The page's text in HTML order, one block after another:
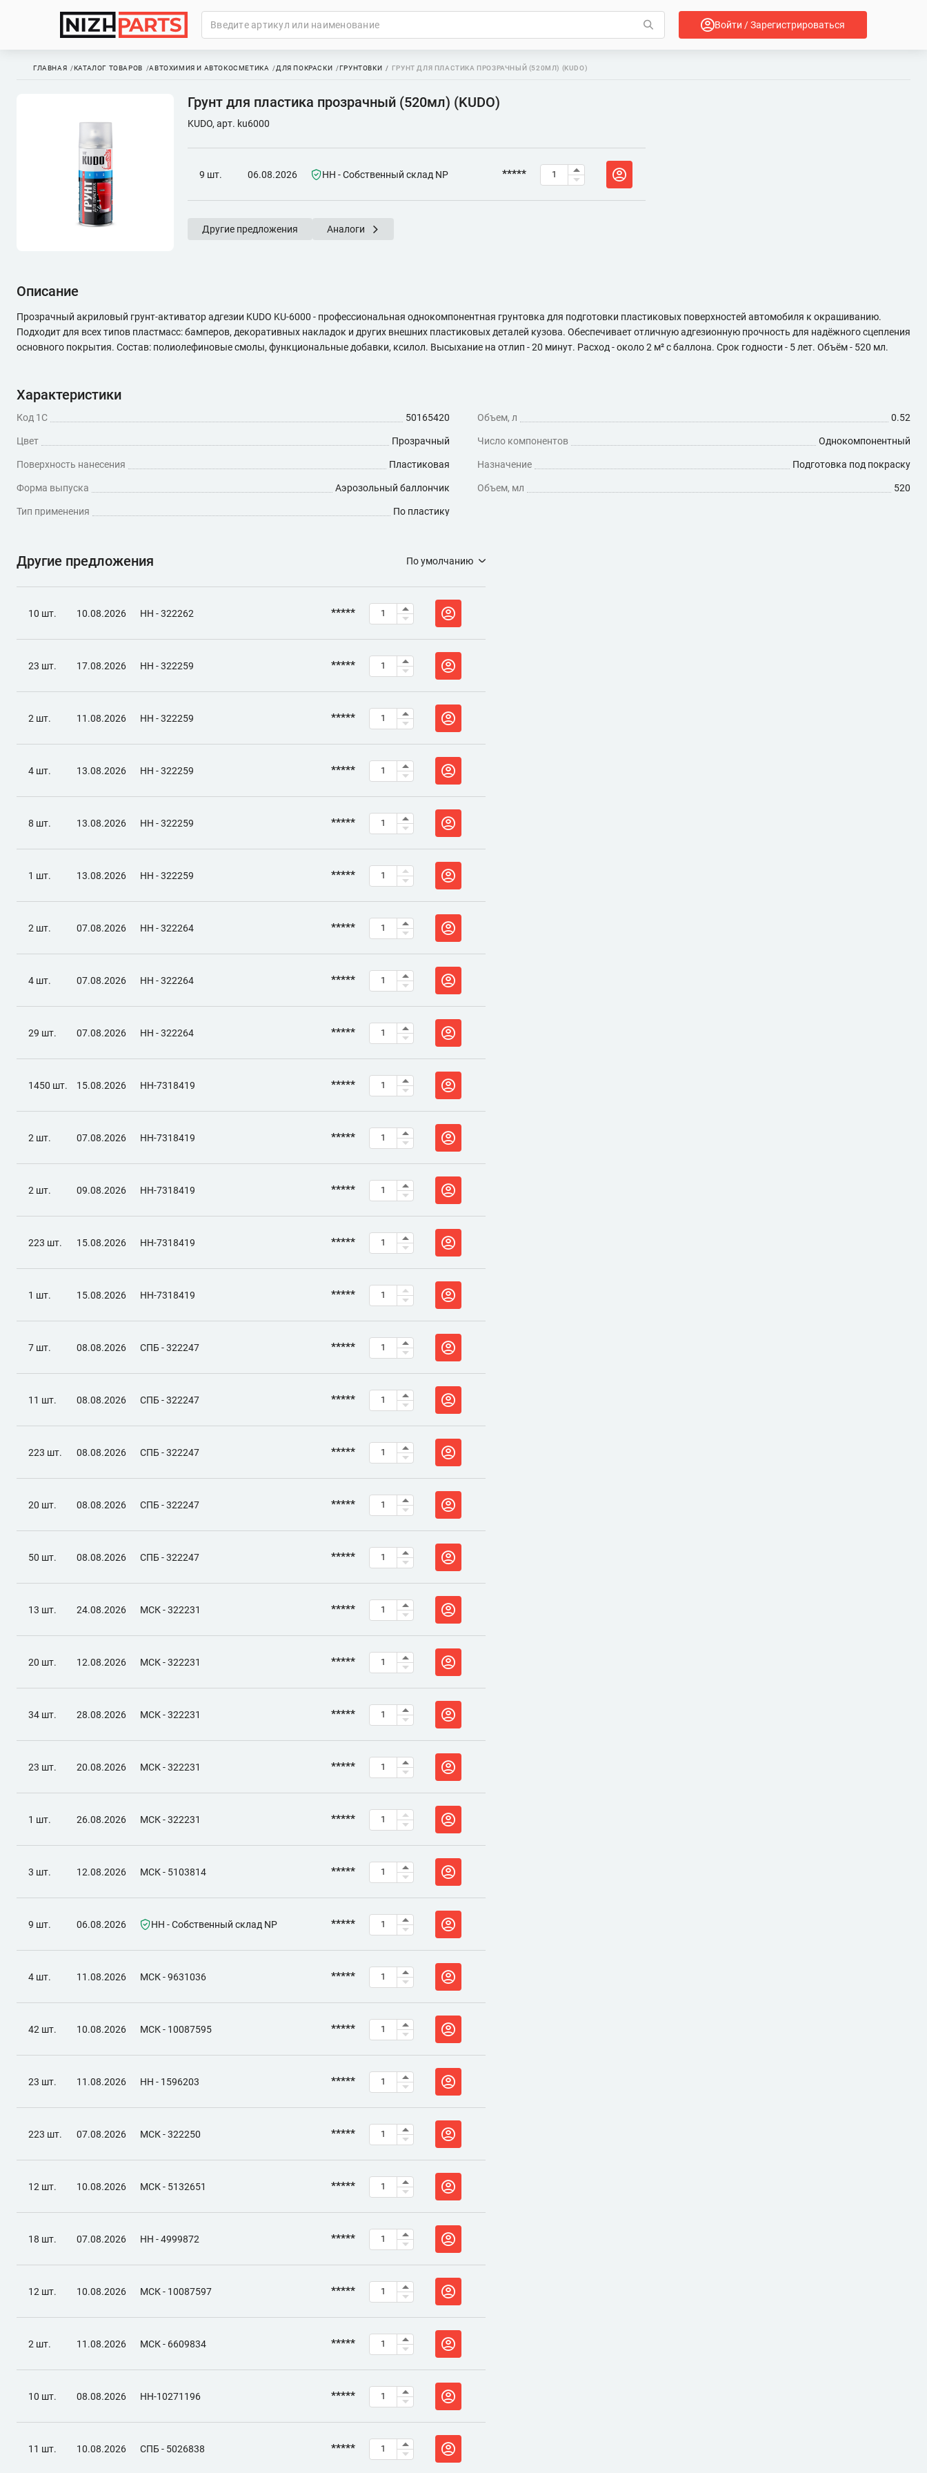
Войти / Зарегистрироваться
ГЛАВНАЯ КАТАЛОГ ТОВАРОВ АВТОХИМИЯ И АВТОКОСМЕТИКА ДЛЯ ПОКРАСКИ ГРУНТОВКИ ГРУНТ ДЛЯ ПЛАСТИКА ПРОЗРАЧНЫЙ (520МЛ) (KUDO)
Грунт для пластика прозрачный (520мл) (KUDO)
KUDO, арт. ku6000
9 шт. 06.08.2026 НН - Собственный склад NP *****
Другие предложения Аналоги
Описание
Прозрачный акриловый грунт-активатор адгезии KUDO KU-6000 - профессиональная однокомпонентная грунтовка для подготовки пластиковых поверхностей автомобиля к окрашиванию.
Подходит для всех типов пластмасс: бамперов, декоративных накладок и других внешних пластиковых деталей кузова. Обеспечивает отличную адгезионную прочность для надёжного сцепления
основного покрытия. Состав: полиолефиновые смолы, функциональные добавки, ксилол. Высыхание на отлип - 20 минут. Расход - около 2 м² с баллона. Срок годности - 5 лет. Объём - 520 мл.
Характеристики
Код 1С 50165420 Объем, л 0.52
Цвет Прозрачный Число компонентов Однокомпонентный
Поверхность нанесения Пластиковая Назначение Подготовка под покраску
Форма выпуска Аэрозольный баллончик Объем, мл 520
Тип применения По пластику
Другие предложения По умолчанию
10 шт. 10.08.2026 НН - 322262 *****
23 шт. 17.08.2026 НН - 322259 *****
2 шт. 11.08.2026 НН - 322259 *****
4 шт. 13.08.2026 НН - 322259 *****
8 шт. 13.08.2026 НН - 322259 *****
1 шт. 13.08.2026 НН - 322259 *****
2 шт. 07.08.2026 НН - 322264 *****
4 шт. 07.08.2026 НН - 322264 *****
29 шт. 07.08.2026 НН - 322264 *****
1450 шт. 15.08.2026 НН-7318419 *****
2 шт. 07.08.2026 НН-7318419 *****
2 шт. 09.08.2026 НН-7318419 *****
223 шт. 15.08.2026 НН-7318419 *****
1 шт. 15.08.2026 НН-7318419 *****
7 шт. 08.08.2026 СПБ - 322247 *****
11 шт. 08.08.2026 СПБ - 322247 *****
223 шт. 08.08.2026 СПБ - 322247 *****
20 шт. 08.08.2026 СПБ - 322247 *****
50 шт. 08.08.2026 СПБ - 322247 *****
13 шт. 24.08.2026 МСК - 322231 *****
20 шт. 12.08.2026 МСК - 322231 *****
34 шт. 28.08.2026 МСК - 322231 *****
23 шт. 20.08.2026 МСК - 322231 *****
1 шт. 26.08.2026 МСК - 322231 *****
3 шт. 12.08.2026 МСК - 5103814 *****
9 шт. 06.08.2026 НН - Собственный склад NP *****
4 шт. 11.08.2026 МСК - 9631036 *****
42 шт. 10.08.2026 МСК - 10087595 *****
23 шт. 11.08.2026 НН - 1596203 *****
223 шт. 07.08.2026 МСК - 322250 *****
12 шт. 10.08.2026 МСК - 5132651 *****
18 шт. 07.08.2026 НН - 4999872 *****
12 шт. 10.08.2026 МСК - 10087597 *****
2 шт. 11.08.2026 МСК - 6609834 *****
10 шт. 08.08.2026 НН-10271196 *****
11 шт. 10.08.2026 СПБ - 5026838 *****